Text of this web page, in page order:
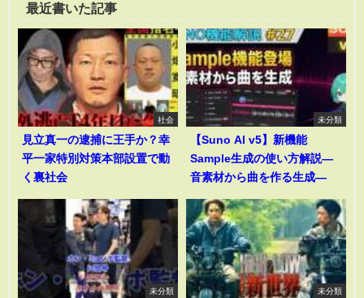
最近書いた記事
社会
見立真一の逮捕に王手か？幸
平一家特別対策本部設置で動
く裏社会
未分類
【Suno AI v5】新機能
Sample生成の使い方解説―
音素材から曲を作る生成―
未分類 未分類